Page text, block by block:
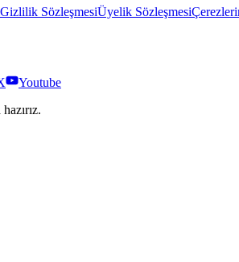
Gizlilik SözleşmesiÜyelik Sözleşmesi
Youtube